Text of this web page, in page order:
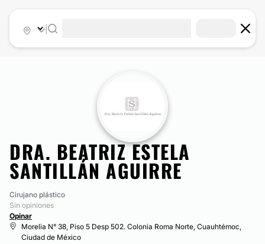
DRA. BEATRIZ ESTELA
SANTILLÁN AGUIRRE
Cirujano plástico
Sin opiniones
Opinar
Morelia N° 38, Piso 5 Desp 502. Colonia Roma Norte, Cuauhtémoc,
Ciudad de México